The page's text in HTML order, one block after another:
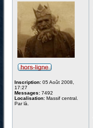
Inscription: 05 Août 2008,
17:27
Messages: 7492
Localisation: Massif central.
Par là.